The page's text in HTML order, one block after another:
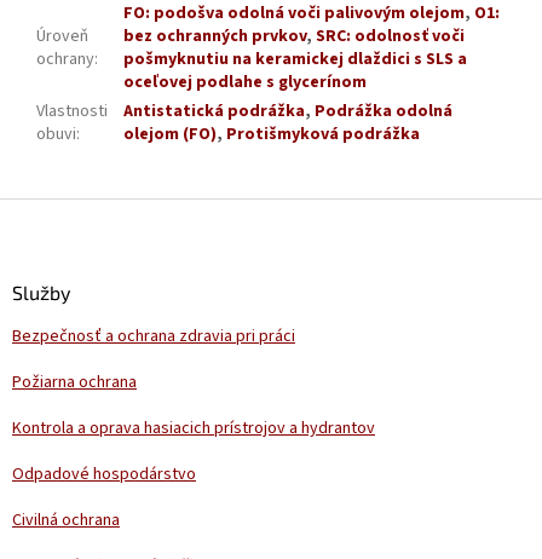
Úroveň
ochrany:
FO: podošva odolná voči palivovým olejom, O1:
bez ochranných prvkov, SRC: odolnosť voči
pošmyknutiu na keramickej dlaždici s SLS a
oceľovej podlahe s glycerínom
Vlastnosti
obuvi:
Antistatická podrážka, Podrážka odolná
olejom (FO), Protišmyková podrážka
Služby
Bezpečnosť a ochrana zdravia pri práci
Požiarna ochrana
Kontrola a oprava hasiacich prístrojov a hydrantov
Odpadové hospodárstvo
Civilná ochrana